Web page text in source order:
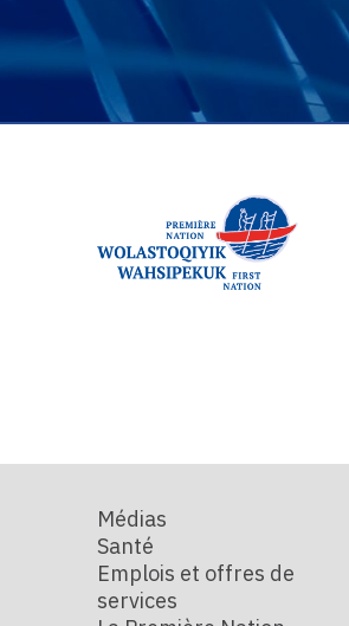
Médias
Santé
Emplois et offres de
services